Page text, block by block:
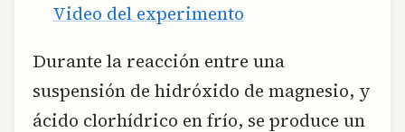
Video del experimento
Durante la reacción entre una
suspensión de hidróxido de magnesio, y
ácido clorhídrico en frío, se produce un